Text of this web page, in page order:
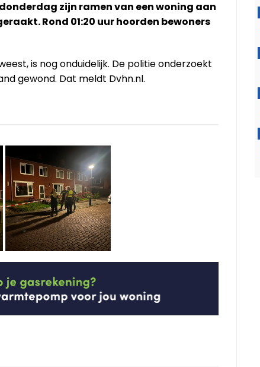
zijn ramen van een woning aan
Rond 01:20 uur hoorden bewoners
is nog onduidelijk. De politie onderzoekt
gewond. Dat meldt Dvhn.nl.